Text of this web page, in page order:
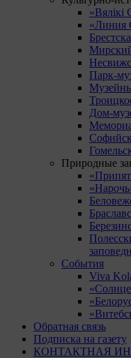
«Вялікі
«Линия
Парк-
Дом-
Природные
События
Viva
Обратная связь
Подписка на газету
КОНТАКТНАЯ